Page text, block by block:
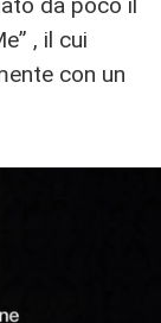
, il cui
con un